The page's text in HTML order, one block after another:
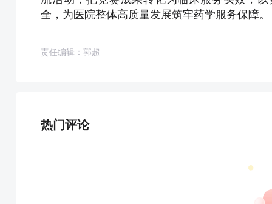
全，为医院整体高质量发展筑牢药学服务保障。
责任编辑：郭超
热门评论